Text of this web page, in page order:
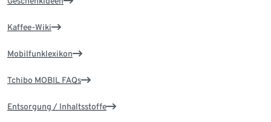
Kaffee-Wiki
Mobilfunklexikon
Tchibo MOBIL FAQs
Entsorgung / Inhaltsstoffe